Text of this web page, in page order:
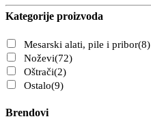
Kategorije proizvoda
Mesarski alati, pile i pribor(8)
Noževi(72)
Oštrači(2)
Ostalo(9)
Brendovi